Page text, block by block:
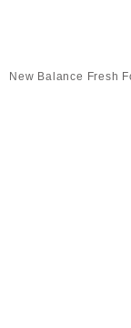
New Balance Fresh